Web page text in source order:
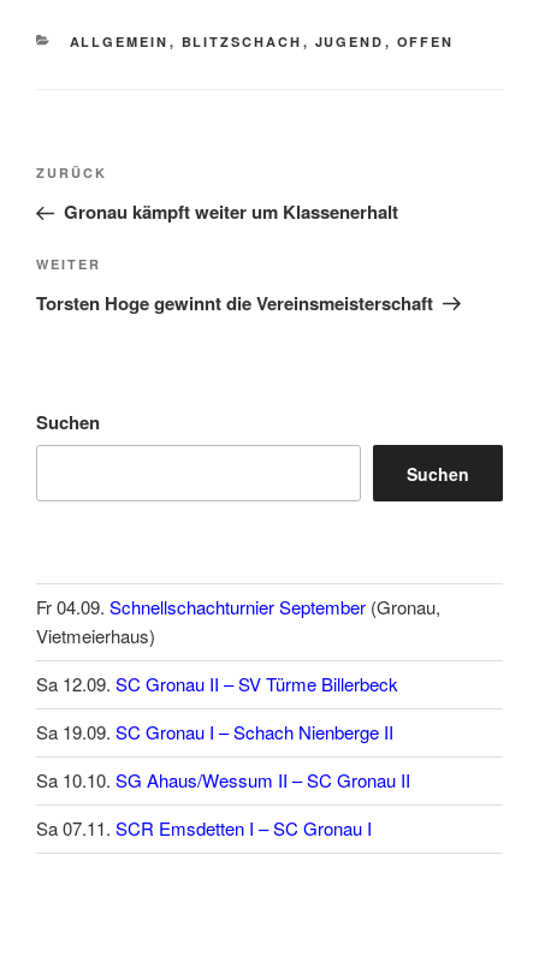
KATEGORIEN
ALLGEMEIN , BLITZSCHACH , JUGEND , OFFEN
Beitragsnavigation
Vorheriger
Beitrag
ZURÜCK
Gronau kämpft weiter um Klassenerhalt
Nächster
Beitrag
WEITER
Torsten Hoge gewinnt die Vereinsmeisterschaft
Suchen
Suchen
Fr 04.09. Schnellschachturnier September (Gronau,
Vietmeierhaus)
Sa 12.09. SC Gronau II – SV Türme Billerbeck
Sa 19.09. SC Gronau I – Schach Nienberge II
Sa 10.10. SG Ahaus/Wessum II – SC Gronau II
Sa 07.11. SCR Emsdetten I – SC Gronau I